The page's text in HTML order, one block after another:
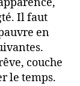
Il faut
en
couche
le temps.